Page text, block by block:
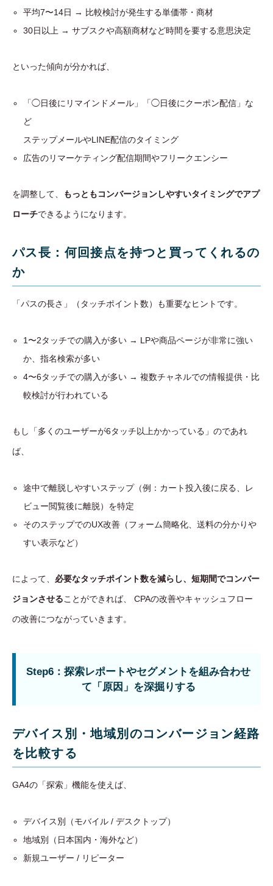
平均7〜14日 → 比較検討が発生する単価帯・商材
30日以上 → サブスクや高額商材など時間を要する意思決定
といった傾向が分かれば、
「◯日後にリマインドメール」「◯日後にクーポン配信」な
ど
ステップメールやLINE配信のタイミング
広告のリマーケティング配信期間やフリークエンシー
を調整して、 もっともコンバージョンしやすいタイミングでアプ
ローチできるようになります。
パス長：何回接点を持つと買ってくれるの
か
「パスの長さ」（タッチポイント数）も重要なヒントです。
1〜2タッチでの購入が多い → LPや商品ページが非常に強い
か、指名検索が多い
4〜6タッチでの購入が多い → 複数チャネルでの情報提供・比
較検討が行われている
もし「多くのユーザーが6タッチ以上かかっている」のであれ
ば、
途中で離脱しやすいステップ（例：カート投入後に戻る、レ
ビュー閲覧後に離脱）を特定
そのステップでのUX改善（フォーム簡略化、送料の分かりや
すい表示など）
によって、 必要なタッチポイント数を減らし、短期間でコンバー
ジョンさせることができれば、 CPAの改善やキャッシュフロー
の改善につながっていきます。
Step6：探索レポートやセグメントを組み合わせ
て「原因」を深掘りする
デバイス別・地域別のコンバージョン経路
を比較する
GA4の「探索」機能を使えば、
デバイス別（モバイル / デスクトップ）
地域別（日本国内・海外など）
新規ユーザー / リピーター